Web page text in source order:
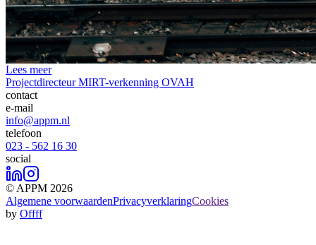
Lees meer
Projectdirecteur MIRT-verkenning OVAH
contact
e-mail
info@appm.nl
telefoon
023 - 562 16 30
social
© APPM 2026
Algemene voorwaardenPrivacyverklaringCookies
by Offff